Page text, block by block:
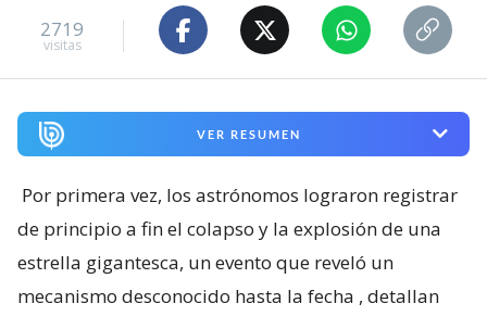
2719
visitas
VER RESUMEN
Por primera vez, los astrónomos lograron registrar
de principio a fin el colapso y la explosión de una
estrella gigantesca, un evento que reveló un
mecanismo desconocido hasta la fecha , detallan